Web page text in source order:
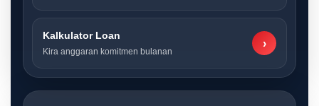
Kalkulator Loan
Kira anggaran komitmen bulanan
›